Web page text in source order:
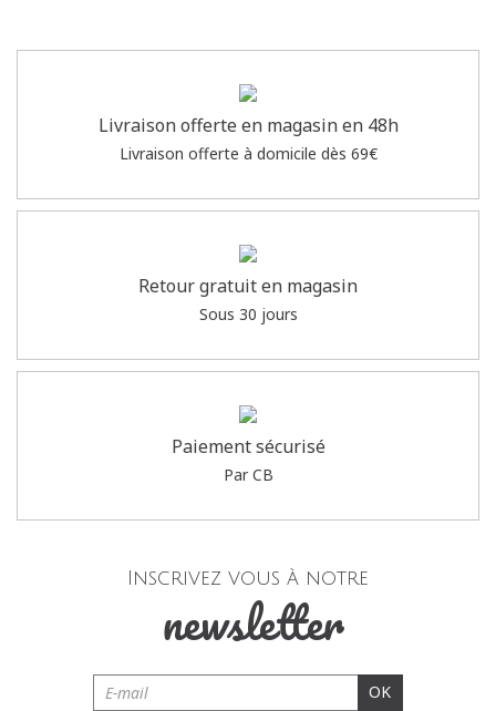
Livraison offerte en magasin en 48h
Livraison offerte à domicile dès 69€
Retour gratuit en magasin
Sous 30 jours
Paiement sécurisé
Par CB
Inscrivez vous à notre
newsletter
OK